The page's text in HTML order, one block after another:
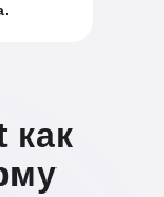
как